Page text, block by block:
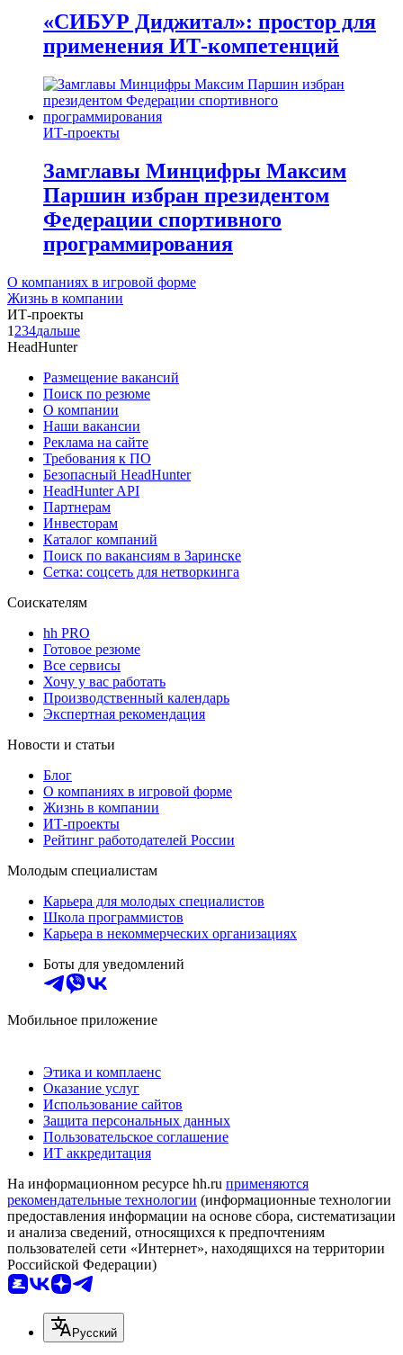
«СИБУР Диджитал»: простор для
применения ИТ-компетенций
ИТ-проекты
Замглавы Минцифры Максим
Паршин избран президентом
Федерации спортивного
программирования
О компаниях в игровой форме
Жизнь в компании
ИТ-проекты
1 234дальше
HeadHunter
Размещение вакансий
Поиск по резюме
О компании
Наши вакансии
Реклама на сайте
Требования к ПО
Безопасный HeadHunter
HeadHunter API
Партнерам
Инвесторам
Каталог компаний
Поиск по вакансиям в Заринске
Сетка: соцсеть для нетворкинга
Соискателям
hh PRO
Готовое резюме
Все сервисы
Хочу у вас работать
Производственный календарь
Экспертная рекомендация
Новости и статьи
Блог
О компаниях в игровой форме
Жизнь в компании
ИТ-проекты
Рейтинг работодателей России
Молодым специалистам
Карьера для молодых специалистов
Школа программистов
Карьера в некоммерческих организациях
Боты для уведомлений
Мобильное приложение
Этика и комплаенс
Оказание услуг
Использование сайтов
Защита персональных данных
Пользовательское соглашение
ИТ аккредитация
На информационном ресурсе hh.ru применяются
рекомендательные технологии (информационные технологии
предоставления информации на основе сбора, систематизации
и анализа сведений, относящихся к предпочтениям
пользователей сети «Интернет», находящихся на территории
Российской Федерации)
Русский